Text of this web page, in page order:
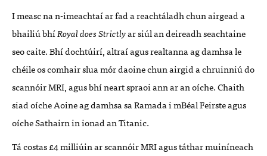
I measc na n-imeachtaí ar fad a reachtáladh chun airgead a
bhailiú bhíRoyal does Strictlyar siúl an deireadh seachtaine
seo caite. Bhí dochtúirí, altraí agus realtanna ag damhsa le
chéile os comhair slua mór daoine chun airgid a chruinniú do
scannóirMRI, agus bhí neart spraoi ann ar an oíche. Chaith
siad oíche Aoine ag damhsa sa Ramada i mBéal Feirste agus
oíche Sathairn in ionad an Titanic.
Tá costas £4 milliúin ar scannóirMRIagus táthar muiníneach